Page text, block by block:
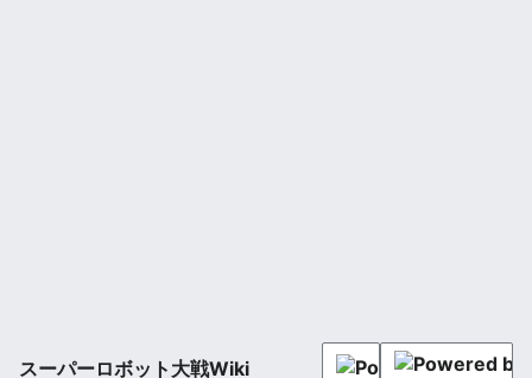
スーパーロボット大戦Wiki